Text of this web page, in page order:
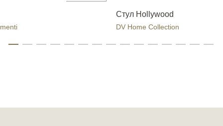
Стул Hollywood
DV Home Collection